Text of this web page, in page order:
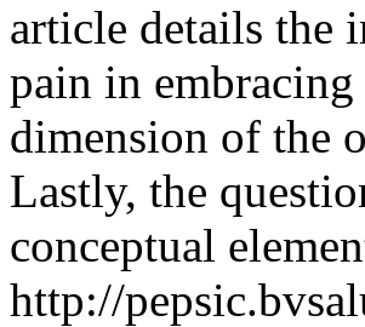
article details the
pain in
dimension of the
Lastly, the
conceptual
http://